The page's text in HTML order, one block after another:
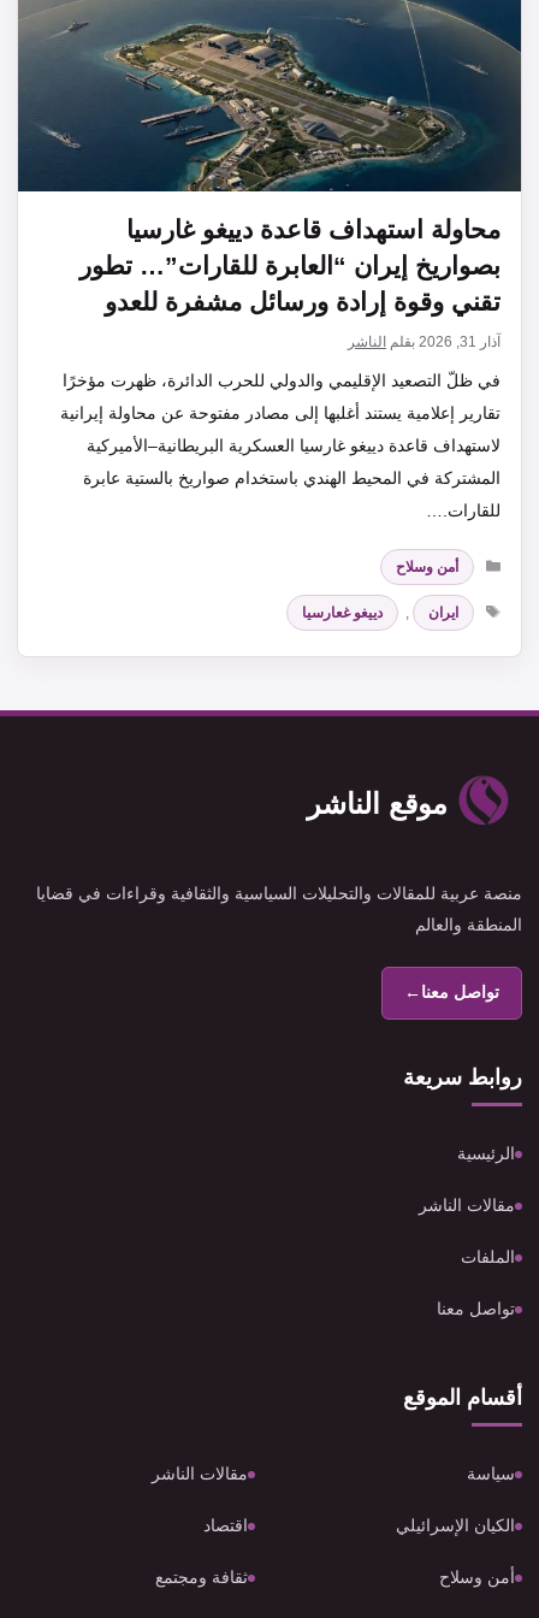
محاولة استهداف قاعدة دييغو غارسيا
بصواريخ إيران “العابرة للقارات”… تطور
تقني وقوة إرادة ورسائل مشفرة للعدو
آذار 31, 2026 بقلم الناشر
في ظلّ التصعيد الإقليمي والدولي للحرب الدائرة، ظهرت مؤخرًا
تقارير إعلامية يستند أغلبها إلى مصادر مفتوحة عن محاولة إيرانية
لاستهداف قاعدة دييغو غارسيا العسكرية البريطانية–الأميركية
المشتركة في المحيط الهندي باستخدام صواريخ بالستية عابرة
للقارات.…
التصنيفات
أمن وسلاح
الوسوم
ايران , دييغو غعارسيا
موقع الناشر
منصة عربية للمقالات والتحليلات السياسية والثقافية وقراءات في قضايا
المنطقة والعالم
تواصل معنا←
روابط سريعة
الرئيسية
مقالات الناشر
الملفات
تواصل معنا
أقسام الموقع
سياسة مقالات الناشر
الكيان الإسرائيلي اقتصاد
أمن وسلاح ثقافة ومجتمع